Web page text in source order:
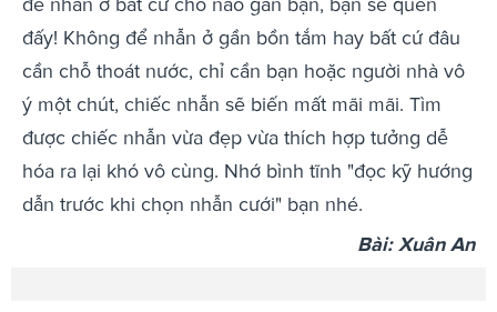
đấy! Không để nhẫn ở gần bồn tắm hay bất cứ đâu
cần chỗ thoát nước, chỉ cần bạn hoặc người nhà vô
ý một chút, chiếc nhẫn sẽ biến mất mãi mãi. Tìm
được chiếc nhẫn vừa đẹp vừa thích hợp tưởng dễ
hóa ra lại khó vô cùng. Nhớ bình tĩnh "đọc kỹ hướng
dẫn trước khi chọn nhẫn cưới" bạn nhé.
Bài: Xuân An